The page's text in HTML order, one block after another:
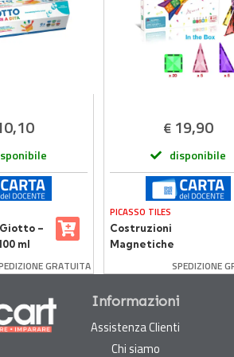
–
ml
GRATUITA
€ 19,90
disponibile
PICASSO TILES
Costruzioni
Magnetiche
Tiles 30 Piastrelle
SPEDIZIONE
Informazioni
Assistenza Clienti
Chi siamo